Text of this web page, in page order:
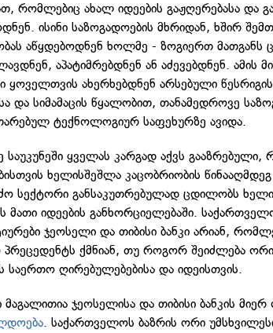
რომლებიც ახალ იდეების გაჟღერებასა და
ისინი საზოგადოების მხრიდან, ხშირ
აწყდებოდნენ ხოლმე - ზოგიერთ
აპატიმრებდნენ ან აძევებდნენ. ამის
ყოველთვის ახერხებდნენ არსებული
და სიმამაცის წყალობით, თანამედროვე
ტექნოლოგიურ საფეხურზე ავიდა.
ყველას კარგად აქვს გააზრებული,
ხელისშეშლა კაცობრიობის
სექტორი განსაკუთრებულად ცდილობს
მათი იდეების განხორციელებაში.
ჯეოსელი და თიბისი ბანკი არიან,
ქმნიან, თუ როგორ შეიძლება
საერთო ღირებულებებისა და იდეისთვის.
მაგალითია ჯეოსელისა და თიბისი ბანკის
. საქართველოს ბაზრის ორი